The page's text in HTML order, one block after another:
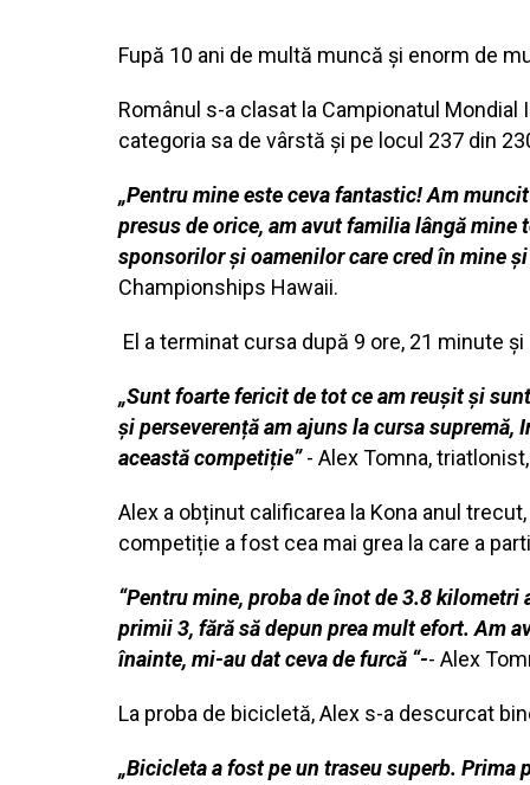
Fupă 10 ani de multă muncă și enorm de
Românul s-a clasat la Campionatul Mondial
categoria sa de vârstă și pe locul 237 din
„Pentru mine este ceva fantastic! Am
presus de orice, am avut familia lângă
sponsorilor și oamenilor care cred în mine
Championships Hawaii.
El a terminat cursa după 9 ore, 21 minute
„Sunt foarte fericit de tot ce am reușit și
și perseverență am ajuns la cursa
această competiție”- Alex Tomna,
Alex a obținut calificarea la Kona anul
competiție a fost cea mai grea la care a
“Pentru mine, proba de înot de 3.8
primii 3, fără să depun prea mult efort. Am
înainte, mi-au dat ceva de furcă “-- Alex
La proba de bicicletă, Alex s-a descurcat
„Bicicleta a fost pe un traseu superb. Prima